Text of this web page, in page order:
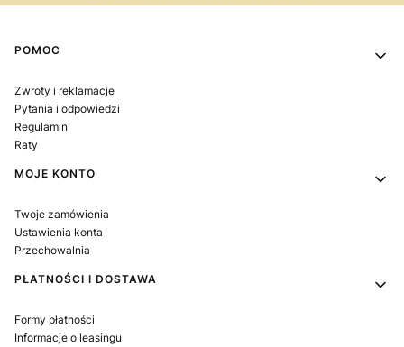
Linki w stopce
POMOC
Zwroty i reklamacje
Pytania i odpowiedzi
Regulamin
Raty
MOJE KONTO
Twoje zamówienia
Ustawienia konta
Przechowalnia
PŁATNOŚCI I DOSTAWA
Formy płatności
Informacje o leasingu